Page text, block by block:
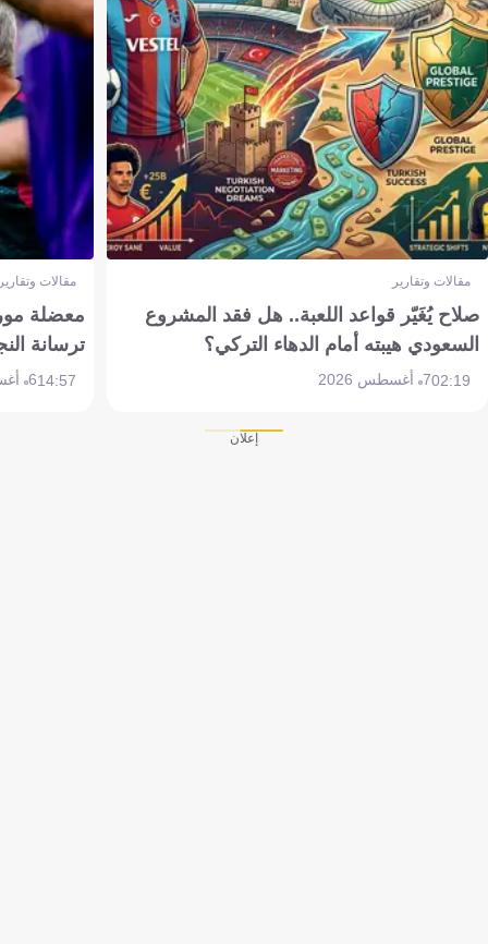
مقالات وتقارير
صلاح يُغَيّر قواعد اللعبة.. هل فقد المشروع
السعودي هيبته أمام الدهاء التركي؟
02:197 أغسطس 2026
مقالات
معضلة
ترسانة
14:576 أغسطس 2026
إعلان